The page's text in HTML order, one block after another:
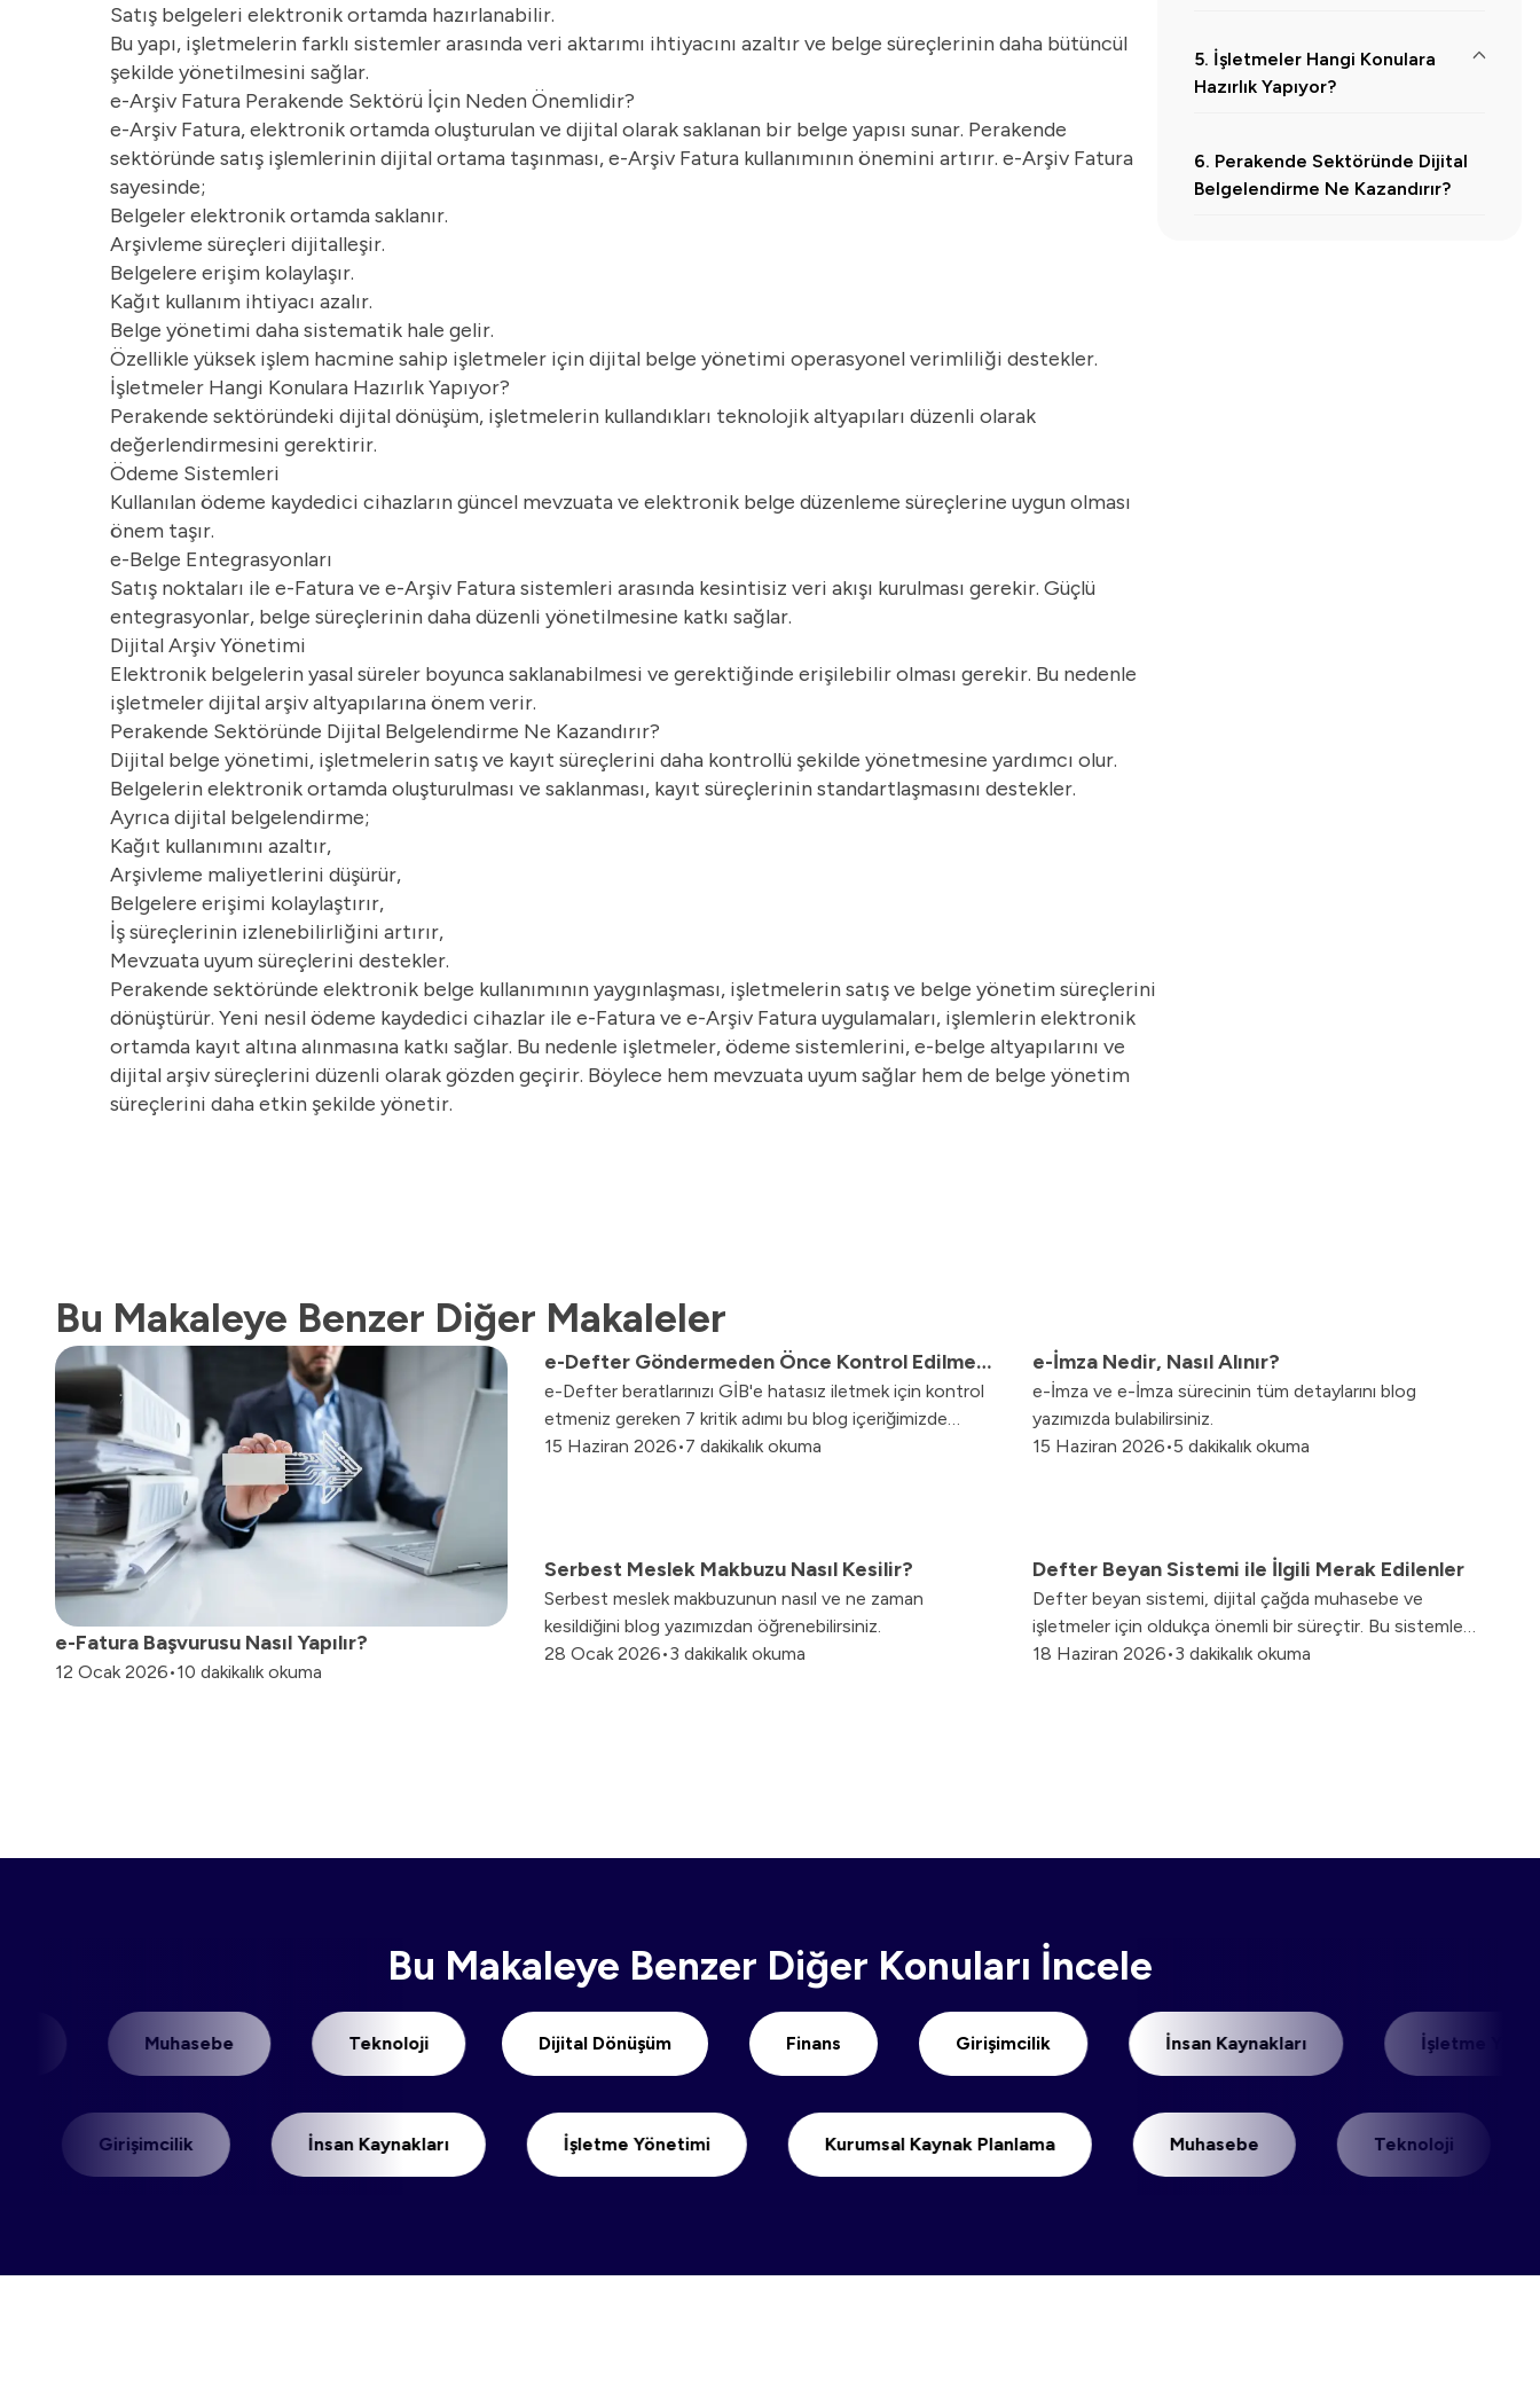
Satış belgeleri elektronik ortamda hazırlanabilir.
Bu yapı, işletmelerin farklı sistemler arasında veri aktarımı ihtiyacını azaltır ve belge süreçlerinin daha bütüncül
şekilde yönetilmesini sağlar.
e-Arşiv Fatura Perakende Sektörü İçin Neden Önemlidir?
e-Arşiv Fatura, elektronik ortamda oluşturulan ve dijital olarak saklanan bir belge yapısı sunar. Perakende
sektöründe satış işlemlerinin dijital ortama taşınması, e-Arşiv Fatura kullanımının önemini artırır. e-Arşiv Fatura
sayesinde;
Belgeler elektronik ortamda saklanır.
Arşivleme süreçleri dijitalleşir.
Belgelere erişim kolaylaşır.
Kağıt kullanım ihtiyacı azalır.
Belge yönetimi daha sistematik hale gelir.
Özellikle yüksek işlem hacmine sahip işletmeler için dijital belge yönetimi operasyonel verimliliği destekler.
İşletmeler Hangi Konulara Hazırlık Yapıyor?
Perakende sektöründeki dijital dönüşüm, işletmelerin kullandıkları teknolojik altyapıları düzenli olarak
değerlendirmesini gerektirir.
Ödeme Sistemleri
Kullanılan ödeme kaydedici cihazların güncel mevzuata ve elektronik belge düzenleme süreçlerine uygun olması
önem taşır.
e-Belge Entegrasyonları
Satış noktaları ile e-Fatura ve e-Arşiv Fatura sistemleri arasında kesintisiz veri akışı kurulması gerekir. Güçlü
entegrasyonlar, belge süreçlerinin daha düzenli yönetilmesine katkı sağlar.
Dijital Arşiv Yönetimi
Elektronik belgelerin yasal süreler boyunca saklanabilmesi ve gerektiğinde erişilebilir olması gerekir. Bu nedenle
işletmeler dijital arşiv altyapılarına önem verir.
Perakende Sektöründe Dijital Belgelendirme Ne Kazandırır?
Dijital belge yönetimi, işletmelerin satış ve kayıt süreçlerini daha kontrollü şekilde yönetmesine yardımcı olur.
Belgelerin elektronik ortamda oluşturulması ve saklanması, kayıt süreçlerinin standartlaşmasını destekler.
Ayrıca dijital belgelendirme;
Kağıt kullanımını azaltır,
Arşivleme maliyetlerini düşürür,
Belgelere erişimi kolaylaştırır,
İş süreçlerinin izlenebilirliğini artırır,
Mevzuata uyum süreçlerini destekler.
Perakende sektöründe elektronik belge kullanımının yaygınlaşması, işletmelerin satış ve belge yönetim süreçlerini
dönüştürür. Yeni nesil ödeme kaydedici cihazlar ile e-Faturave e-Arşiv Faturauygulamaları, işlemlerin elektronik
ortamda kayıt altına alınmasına katkı sağlar. Bu nedenle işletmeler, ödeme sistemlerini, e-belge altyapılarını ve
dijital arşiv süreçlerini düzenli olarak gözden geçirir. Böylece hem mevzuata uyum sağlar hem de belge yönetim
süreçlerini daha etkin şekilde yönetir.
5. İşletmeler Hangi Konulara
Hazırlık Yapıyor?
5.2.e-Belge Entegrasyonları
6. Perakende Sektöründe Dijital
Belgelendirme Ne Kazandırır?
Bu Makaleye Benzer Diğer Makaleler
e-Fatura Başvurusu Nasıl Yapılır?
12 Ocak 2026•10 dakikalık okuma
e-Defter Göndermeden Önce Kontrol Edilmesi
Gerekenler
e-Defter beratlarınızı GİB'e hatasız iletmek için kontrol
etmeniz gereken 7 kritik adımı bu blog içeriğimizde
keşfedin.
15 Haziran 2026•7 dakikalık okuma
e-İmza Nedir, Nasıl Alınır?
e-İmza ve e-İmza sürecinin tüm detaylarını blog
yazımızda bulabilirsiniz.
15 Haziran 2026•5 dakikalık okuma
Serbest Meslek Makbuzu Nasıl Kesilir?
Serbest meslek makbuzunun nasıl ve ne zaman
kesildiğini blog yazımızdan öğrenebilirsiniz.
28 Ocak 2026•3 dakikalık okuma
Defter Beyan Sistemi ile İlgili Merak Edilenler
Defter beyan sistemi, dijital çağda muhasebe ve
işletmeler için oldukça önemli bir süreçtir. Bu sistemle
ilgili merak edilenleri blog yazımızda inceleyebilirsiniz.
18 Haziran 2026•3 dakikalık okuma
Bu Makaleye Benzer Diğer Konuları İncele
Planlama Muhasebe Teknoloji Dijital Dönüşüm Finans Girişimcilik İnsan Kaynakları
İnsan Kaynakları İşletme Yönetimi Kurumsal Kaynak Planlama Muhasebe Teknoloji